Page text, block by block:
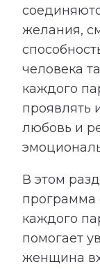
желания,
человека
каждого
проявлять
любовь и
В этом
программа
каждого
помогает
женщина